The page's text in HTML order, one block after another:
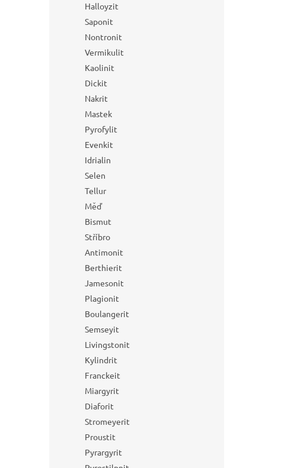
Halloyzit
Saponit
Nontronit
Vermikulit
Kaolinit
Dickit
Nakrit
Mastek
Pyrofylit
Evenkit
Idrialin
Selen
Tellur
Měď
Bismut
Stříbro
Antimonit
Berthierit
Jamesonit
Plagionit
Boulangerit
Semseyit
Livingstonit
Kylindrit
Franckeit
Miargyrit
Diaforit
Stromeyerit
Proustit
Pyrargyrit